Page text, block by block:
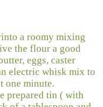
a roomy mixing
the flour a good
eggs, caster
electric whisk mix to
one minute.
prepared tin ( with